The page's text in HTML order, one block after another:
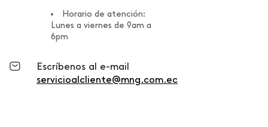
Horario de atención:
Lunes a viernes de 9am a
6pm
Escríbenos al e-mail
servicioalcliente@mng.com.ec